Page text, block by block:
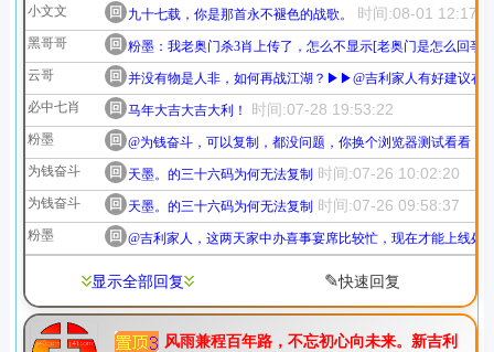
小文文 回 九十七载，你是那首永不褪色的战歌。 时间:08-01
黑哥哥 回 粉墨：我老奥门杀3肖上传了，怎么不显示[老奥门是怎么回亊
云哥
回 并没有物是人非，如何再战江湖？▶▶@吉利家人有好建议
必中七肖
回 马年大吉大吉大利！ 时间:07-28 19:53:22
粉墨 回 @为钱奋斗，可以复制，都没问题，你换个浏览器测试看看，
为钱奋斗
回 天墨。的三十六码为何无法复制 时间:07-26 10:02:20
为钱奋斗 回 天墨。的三十六码为何无法复制 时间:07-26 09:58:37
粉墨 回 @吉利家人，这两天家中办喜事宴席比较忙，现在才能上线处
显示全部回复 ✎快速回复
风雨兼程百年路，不忘初心向未来。新吉利